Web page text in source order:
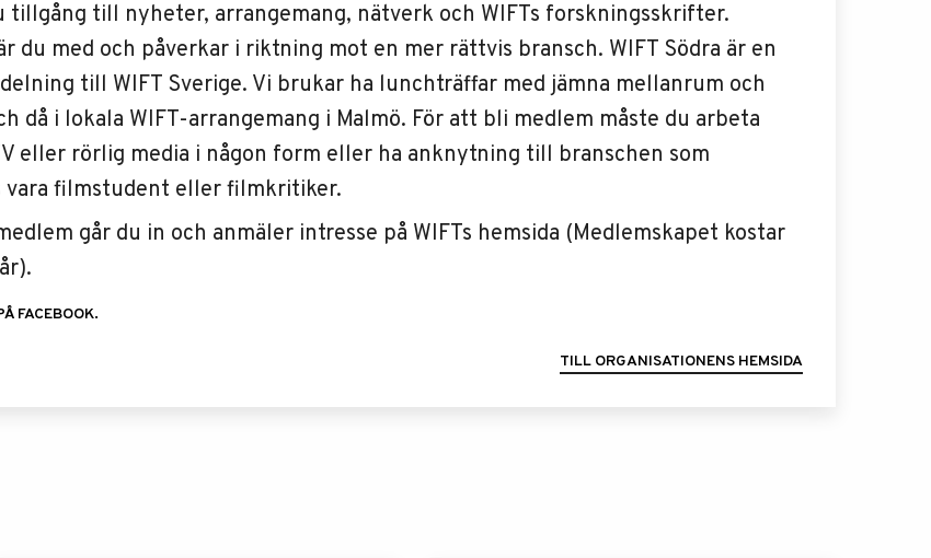
tillgång till nyheter, arrangemang, nätverk och WIFTs forskningsskrifter.
du med och påverkar i riktning mot en mer rättvis bransch. WIFT Södra är en
till WIFT Sverige. Vi brukar ha lunchträffar med jämna mellanrum och
då i lokala WIFT-arrangemang i Malmö. För att bli medlem måste du arbeta
eller rörlig media i någon form eller ha anknytning till branschen som
vara filmstudent eller filmkritiker.
går du in och anmäler intresse på WIFTs hemsida (Medlemskapet kostar
FACEBOOK.
TILL ORGANISATIONENS HEMSIDA